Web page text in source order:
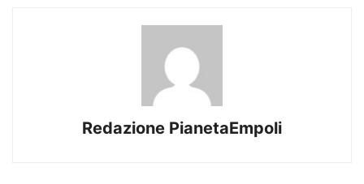
Redazione PianetaEmpoli